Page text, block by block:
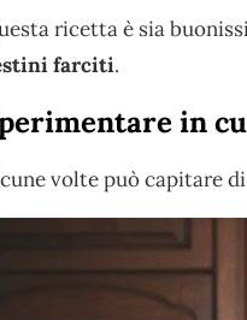
ricetta è sia
farciti.
in
volte può capitare